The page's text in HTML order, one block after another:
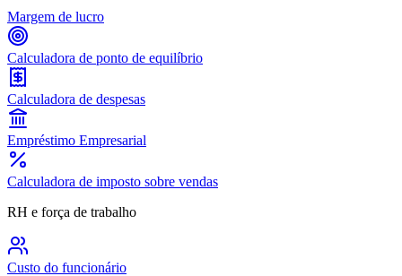
Margem de lucro
Calculadora de ponto de equilíbrio
Calculadora de despesas
Empréstimo Empresarial
Calculadora de imposto sobre vendas
RH e força de trabalho
Custo do funcionário